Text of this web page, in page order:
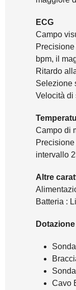
ECG
Campo
bpm, il
Ritardo
Selezione
Velocità di
Campo di
intervallo
Altre
Batteria :
Cavo